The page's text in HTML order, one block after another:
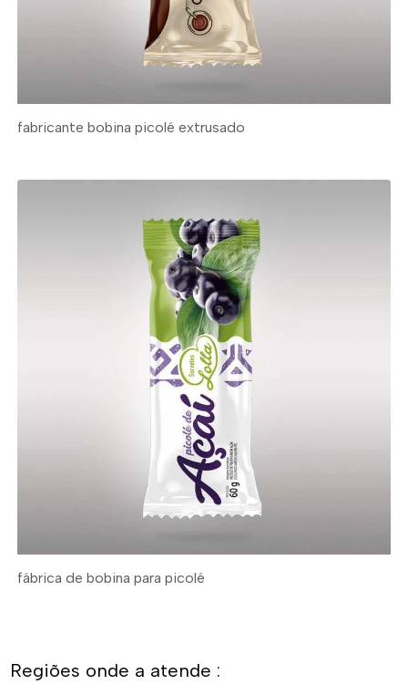
fabricante bobina picolé extrusado
fábrica de bobina para picolé
Regiões onde a atende :